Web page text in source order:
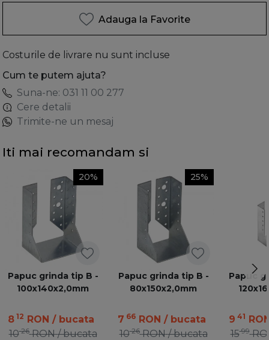
Adauga la Favorite
Costurile de livrare nu sunt incluse
Cum te putem ajuta?
Suna-ne: 031 11 00 277
Cere detalii
Trimite-ne un mesaj
Iti mai recomandam si
20%
Papuc grinda tip B -
100x140x2,0mm
8 12 RON / bucata
1026 RON / bucata
25%
Papuc grinda tip B -
80x150x2,0mm
7 66 RON / bucata
1026 RON / bucata
Papuc
9 41
1599